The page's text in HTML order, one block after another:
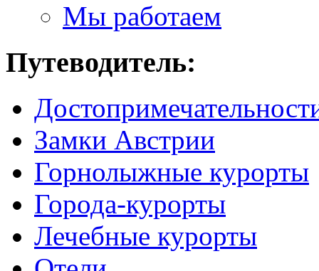
Мы работаем
Путеводитель:
Замки Австрии
Горнолыжные курорты
Города-курорты
Лечебные курорты